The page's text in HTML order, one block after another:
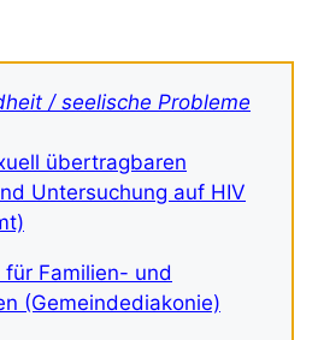
/ seelische Probleme
übertragbaren
Untersuchung auf HIV
Familien- und
(Gemeindediakonie)